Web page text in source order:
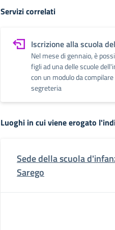
Servizi correlati
Iscrizione alla scuola
Nel mese di gennaio, è
figli ad una delle scuole
con un modulo da
segreteria
Luoghi in cui viene erogato
Sede della scuola
Sarego